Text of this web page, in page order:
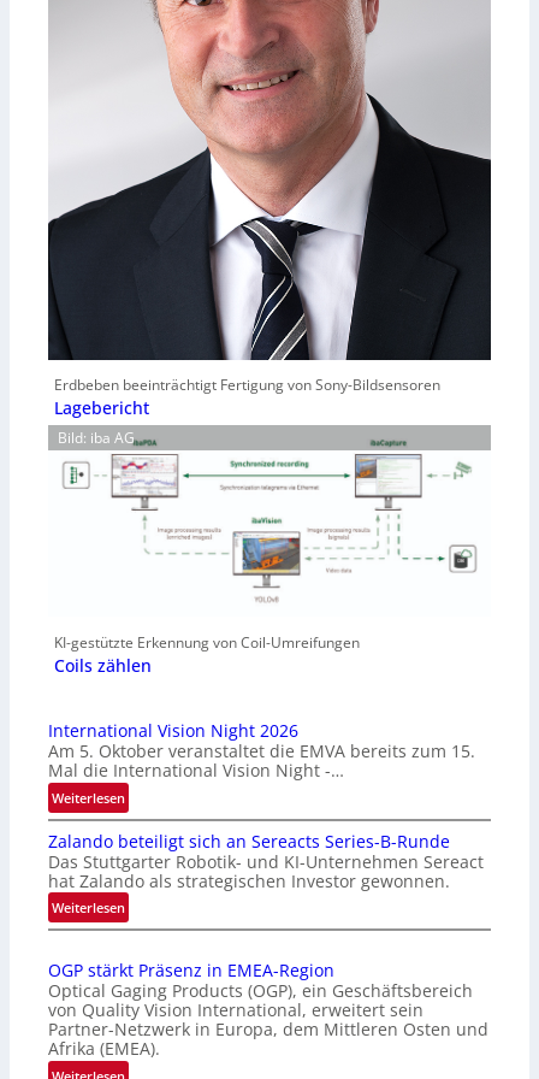
Erdbeben beeinträchtigt Fertigung von Sony-Bildsensoren
Lagebericht
Bild: iba AG
KI-gestützte Erkennung von Coil-Umreifungen
Coils zählen
International Vision Night 2026
Am 5. Oktober veranstaltet die EMVA bereits zum 15.
Mal die International Vision Night -…
Weiterlesen:
I
n
t
e
r
n
t
i
o
n
Zalando beteiligt sich an Sereacts Series-B-Runde
Das Stuttgarter Robotik- und KI-Unternehmen Sereact
hat Zalando als strategischen Investor gewonnen.
Weiterlesen:
Z
l
a
n
d
o
OGP stärkt Präsenz in EMEA-Region
Optical Gaging Products (OGP), ein Geschäftsbereich
von Quality Vision International, erweitert sein
Partner-Netzwerk in Europa, dem Mittleren Osten und
Afrika (EMEA).
: